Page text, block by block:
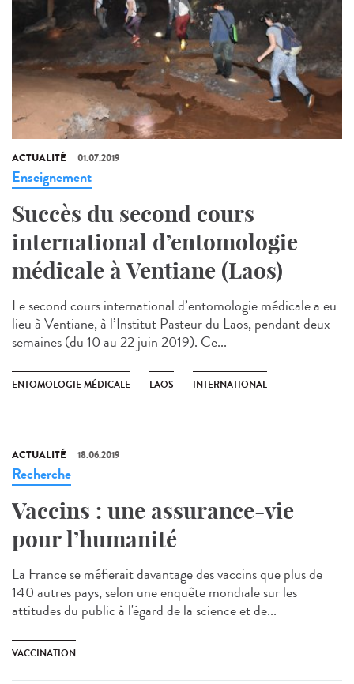
ACTUALITÉ 01.07.2019
Enseignement
Succès du second cours
international d’entomologie
médicale à Ventiane (Laos)
Le second cours international d’entomologie médicale a eu
lieu à Ventiane, à l’Institut Pasteur du Laos, pendant deux
semaines (du 10 au 22 juin 2019). Ce...
ENTOMOLOGIE MÉDICALE LAOS INTERNATIONAL
ACTUALITÉ 18.06.2019
Recherche
Vaccins : une assurance-vie
pour l’humanité
La France se méfierait davantage des vaccins que plus de
140 autres pays, selon une enquête mondiale sur les
attitudes du public à l'égard de la science et de...
VACCINATION